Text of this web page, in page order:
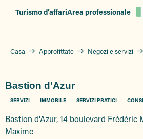
Turismo d’affariArea professionale
Casa Approfittate Negozi e servizi
Bastion d'Azur
SERVIZI IMMOBILE SERVIZI PRATICI
Bastion d'Azur, 14 boulevard Frédéric
Maxime